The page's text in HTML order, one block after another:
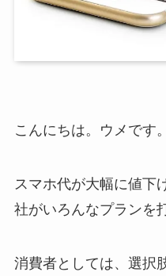
こんにちは。ウメです。
スマホ代が大幅に値下
社がいろんなプランを
消費者としては、選択